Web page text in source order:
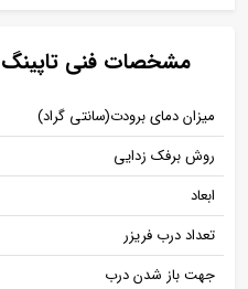
مشخصات فنی تاپینگ
میزان دمای برودت(سانتی گراد)
روش برفک زدایی
ابعاد
تعداد درب فریزر
جهت باز شدن درب